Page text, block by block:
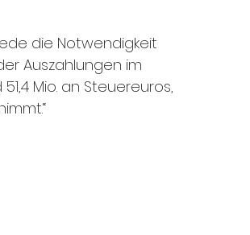
die Notwendigkeit
Auszahlungen im
Mio. an Steuereuros,